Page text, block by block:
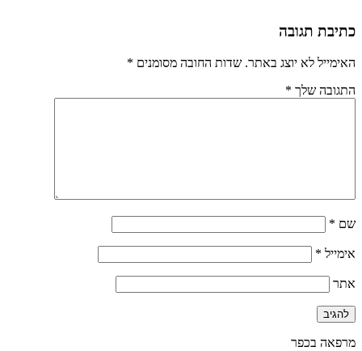
כתיבת תגובה
האימייל לא יוצג באתר. שדות החובה מסומנים *
התגובה שלך *
שם *
אימייל *
אתר
מרפאה בכפר